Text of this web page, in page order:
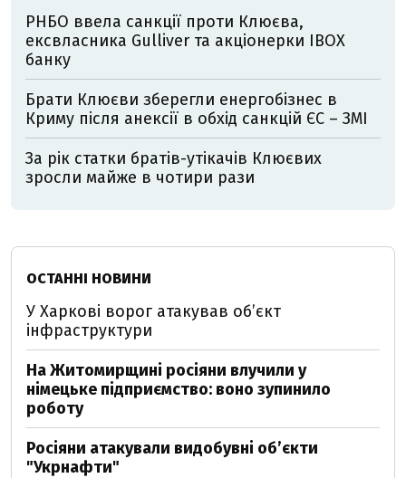
РНБО ввела санкції проти Клюєва,
ексвласника Gulliver та акціонерки IBOX
банку
Брати Клюєви зберегли енергобізнес в
Криму після анексії в обхід санкцій ЄС – ЗМІ
За рік статки братів-утікачів Клюєвих
зросли майже в чотири рази
ОСТАННІ НОВИНИ
У Харкові ворог атакував обʼєкт
інфраструктури
На Житомирщині росіяни влучили у
німецьке підприємство: воно зупинило
роботу
Росіяни атакували видобувні обʼєкти
"Укрнафти"